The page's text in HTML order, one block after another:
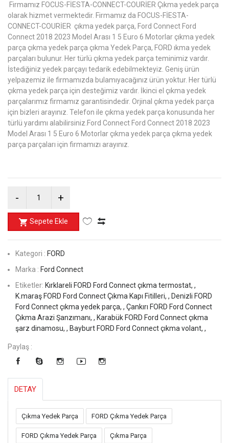
Firmamız FOCUS-FİESTA-CONNECT-COURİER Çıkma yedek parça
olarak hizmet vermektedir. Firmamız da FOCUS-FİESTA-
CONNECT-COURİER çıkma yedek parça, Ford Connect Ford
Connect 2018 2023 Model Arası 1 5 Euro 6 Motorlar çıkma yedek
parça çıkma yedek parça çıkma Yedek Parça, FORD ıkma yedek
parçaları bulunur. Her türlü çıkma yedek parça teminimiz vardır.
İstediğiniz yedek parçayı tedarik edebilmekteyiz. Geniş ürün
yelpazemiz ile firmamızda bulamıyacağınız ürün yoktur. Her türlü
çıkma yedek parça için desteğimiz vardır. İkinci el çıkma yedek
parçalarımız firmamız garantisindedir. Orjinal çıkma yedek parça
için bizleri arayınız. Telefon ile çıkma yedek parça konusunda her
türlü yardımı alabilirsiniz.Ford Connect Ford Connect 2018 2023
Model Arası 1 5 Euro 6 Motorlar çıkma yedek parça çıkma yedek
parça parçaları için firmamızı arayınız.
Sepete Ekle
Kategori : FORD
Marka : Ford Connect
Etiketler: Kırklareli FORD Ford Connect çıkma termostat, ,
K.maraş FORD Ford Connect Çıkma Kapı Fitilleri, , Denizli FORD
Ford Connect çıkma yedek parça, , Çankırı FORD Ford Connect
Çıkma Arazi Şanzımanı, , Karabük FORD Ford Connect çıkma
şarz dinamosu, , Bayburt FORD Ford Connect çıkma volant, ,
Paylaş :
DETAY
Çıkma Yedek Parça FORD Çıkma Yedek Parça
FORD Çıkma Yedek Parça Çıkma Parça